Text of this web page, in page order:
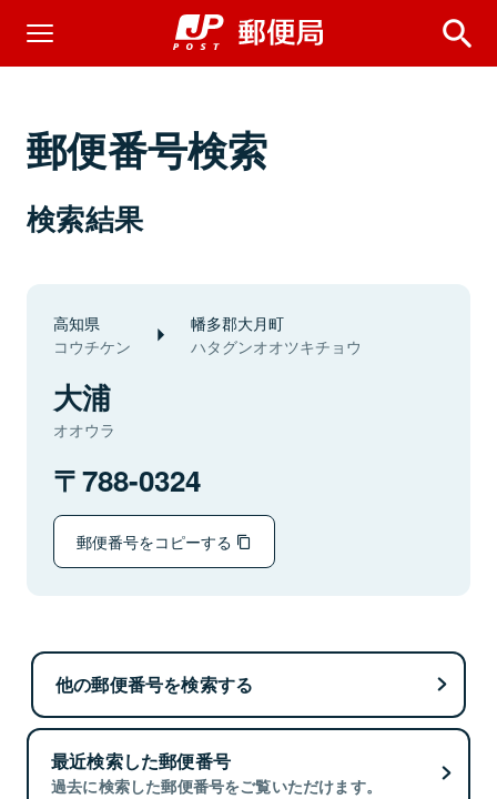
郵便番号検索
検索結果
高知県
コウチケン
幡多郡大月町
ハタグンオオツキチョウ
大浦
オオウラ
788-0324
郵便番号をコピーする
他の郵便番号を検索する
最近検索した郵便番号
過去に検索した郵便番号をご覧いただけます。